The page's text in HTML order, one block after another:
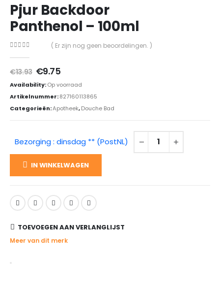
Pjur Backdoor
Panthenol – 100ml
( Er zijn nog geen beoordelingen. )
€13.93 Oorspronkelijke
prijs
was:
€13.93.
€9.75Huidige
is:
€9.75.
Availability:Op voorraad
Artikelnummer:827160113865
Categorieën:Apotheek,Douche Bad
Bezorging : dinsdag ** (PostNL)
IN WINKELWAGEN
TOEVOEGEN AAN VERLANGLIJST
Meer van dit merk